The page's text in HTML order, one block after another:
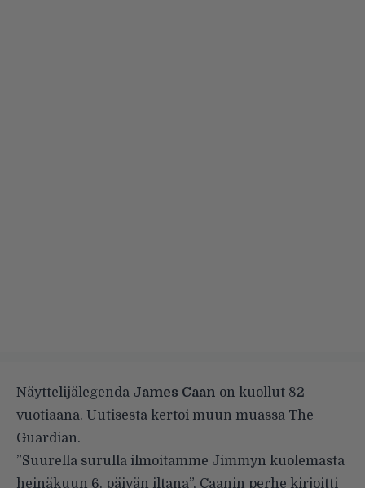
Näyttelijälegenda James Caan on kuollut 82-
vuotiaana. Uutisesta kertoi muun muassa The
Guardian.
”Suurella surulla ilmoitamme Jimmyn kuolemasta
heinäkuun 6. päivän iltana”, Caanin perhe kirjoitti